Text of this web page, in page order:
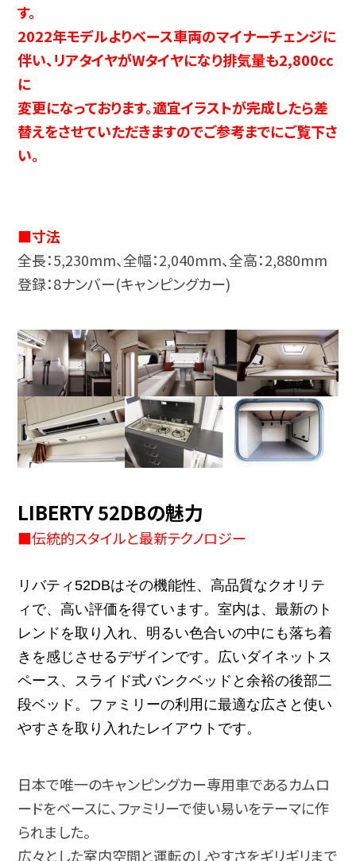
す。
2022年モデルよりベース車両のマイナーチェンジに
伴い、リアタイヤがWタイヤになり排気量も2,800cc
に
変更になっております。適宜イラストが完成したら差
替えをさせていただきますのでご参考までにご覧下さ
い。
■寸法
全長：5,230mm、全幅：2,040mm、全高：2,880mm
登録：8ナンバー(キャンピングカー)
LIBERTY 52DBの魅力
■伝統的スタイルと最新テクノロジー
リバティ52DBはその機能性、高品質なクオリテ
ィで、高い評価を得ています。室内は、最新のト
レンドを取り入れ、明るい色合いの中にも落ち着
きを感じさせるデザインです。 広いダイネットス
ペース、スライド式バンクベッドと余裕の後部二
段ベッド。 ファミリーの利用に最適な広さと使い
やすさを取り入れたレイアウトです。
日本で唯一のキャンピングカー専用車であるカムロ
ードをベースに、ファミリーで使い易いをテーマに作
られました。
広々とした室内空間と運転のしやすさをギリギリまで